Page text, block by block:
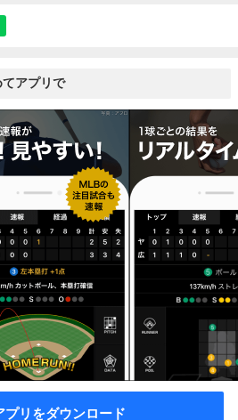
アプリで
プリをダウンロード